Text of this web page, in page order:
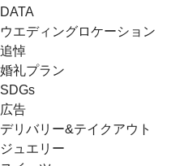
DATA
ウエディングロケーション
追悼
婚礼プラン
SDGs
広告
デリバリー&テイクアウト
ジュエリー